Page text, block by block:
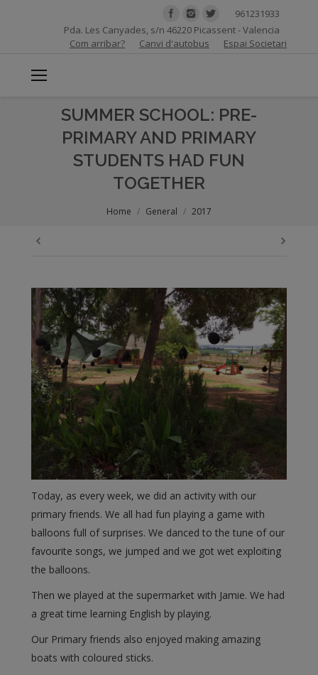
961231933
Pda. Les Canyades, s/n 46220 Picassent - Valencia
Com arribar?
Canvi d'autobus Espai Societari
SUMMER SCHOOL: PRE-
PRIMARY AND PRIMARY
STUDENTS HAD FUN
TOGETHER
Home General 2017
Today, as every week, we did an activity with our
primary friends. We all had fun playing a game with
balloons full of surprises. We danced to the tune of our
favourite songs, we jumped and we got wet exploiting
the balloons.
Then we played at the supermarket with Jamie. We had
a great time learning English by playing.
Our Primary friends also enjoyed making amazing
boats with coloured sticks.